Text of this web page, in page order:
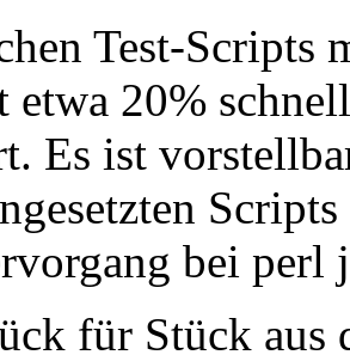
Test-Scripts
etwa 20%
Es ist
bei perl
für Stück aus